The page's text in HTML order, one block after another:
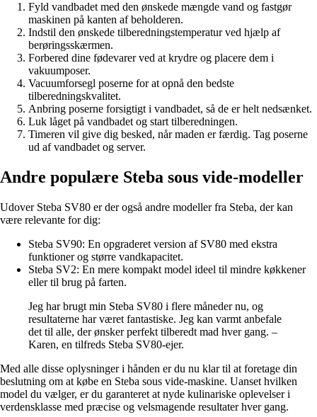
Fyld vandbadet med den ønskede mængde vand og fastgør
maskinen på kanten af beholderen.
Indstil den ønskede tilberedningstemperatur ved hjælp af
berøringsskærmen.
Forbered dine fødevarer ved at krydre og placere dem i
vakuumposer.
Vacuumforsegl poserne for at opnå den bedste
tilberedningskvalitet.
Anbring poserne forsigtigt i vandbadet, så de er helt nedsænket.
Luk låget på vandbadet og start tilberedningen.
Timeren vil give dig besked, når maden er færdig. Tag poserne
ud af vandbadet og server.
Andre populære Steba sous vide-modeller
Udover Steba SV80 er der også andre modeller fra Steba, der kan
være relevante for dig:
Steba SV90: En opgraderet version af SV80 med ekstra
funktioner og større vandkapacitet.
Steba SV2: En mere kompakt model ideel til mindre køkkener
eller til brug på farten.
Jeg har brugt min Steba SV80 i flere måneder nu, og
resultaterne har været fantastiske. Jeg kan varmt anbefale
det til alle, der ønsker perfekt tilberedt mad hver gang. –
Karen, en tilfreds Steba SV80-ejer.
Med alle disse oplysninger i hånden er du nu klar til at foretage din
beslutning om at købe en Steba sous vide-maskine. Uanset hvilken
model du vælger, er du garanteret at nyde kulinariske oplevelser i
verdensklasse med præcise og velsmagende resultater hver gang.